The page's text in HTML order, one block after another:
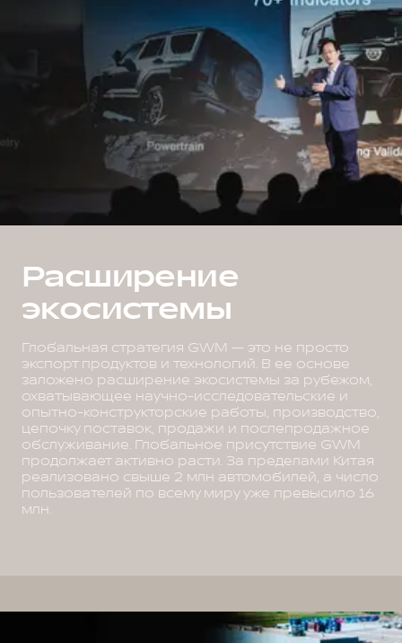
Расширение
экосистемы
Глобальная стратегия GWM — это не просто
экспорт продуктов и технологий. В ее основе
заложено расширение экосистемы за рубежом,
охватывающее научно-исследовательские и
опытно-конструкторские работы, производство,
цепочку поставок, продажи и послепродажное
обслуживание. Глобальное присутствие GWM
продолжает активно расти. За пределами Китая
реализовано свыше 2 млн автомобилей, а число
пользователей по всему миру уже превысило 16
млн.